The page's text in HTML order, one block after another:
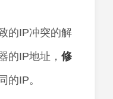
的IP冲突的解
的IP地址， 修
的IP。